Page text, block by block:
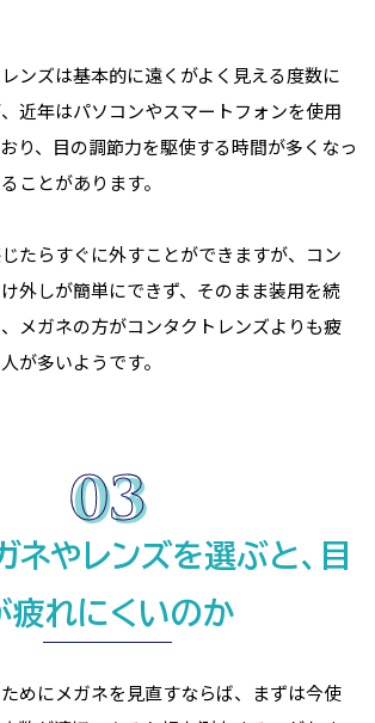
ンズは基本的に遠くがよく見える度数に
近年はパソコンやスマートフォンを使用
り、目の調節力を駆使する時間が多くなっ
ことがあります。
たらすぐに外すことができますが、コン
外しが簡単にできず、そのまま装用を続
メガネの方がコンタクトレンズよりも疲
が多いようです。
ネやレンズを選ぶと、目
疲れにくいのか
めにメガネを見直すならば、まずは今使